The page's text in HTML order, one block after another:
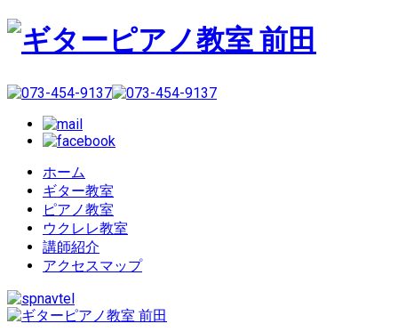
ホーム
ギター教室
ピアノ教室
ウクレレ教室
講師紹介
アクセスマップ